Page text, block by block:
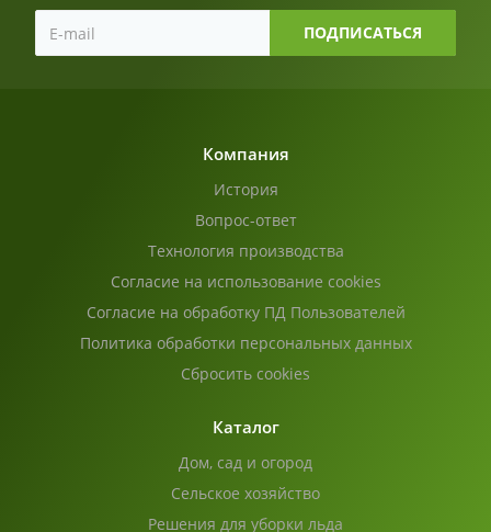
Компания
История
Вопрос-ответ
Технология производства
Согласие на использование cookies
Согласие на обработку ПД Пользователей
Политика обработки персональных данных
Сбросить cookies
Каталог
Дом, сад и огород
Сельское хозяйство
Решения для уборки льда